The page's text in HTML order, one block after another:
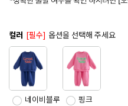
컬러 [필수] 옵션을 선택해 주세요
네이비블루 핑크